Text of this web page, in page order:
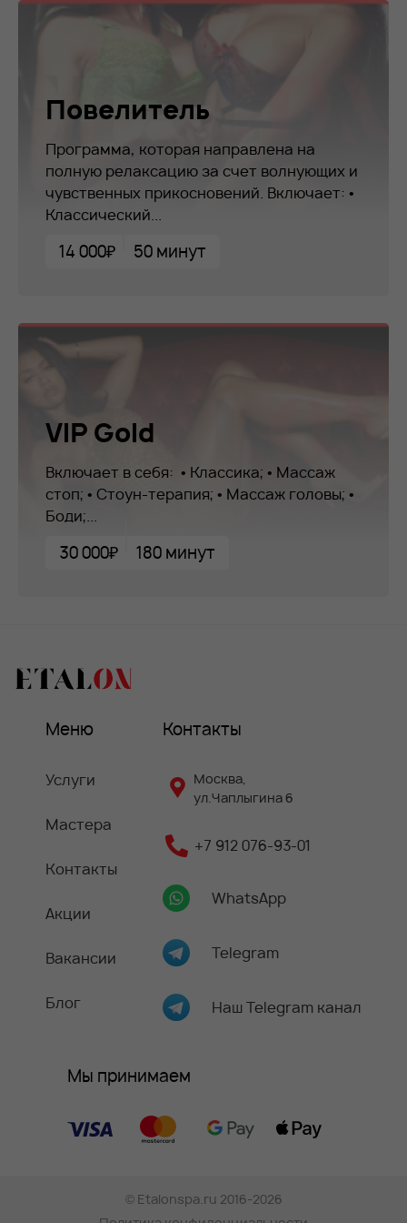
Повелитель
Программа, которая направлена на
полную релаксацию за счет волнующих и
чувственных прикосновений. Включает: •
Классический...
14 000₽ 50 минут
VIP Gold
Включает в себя: • Классика; • Массаж
стоп; • Стоун-терапия; • Массаж головы; •
Боди;...
30 000₽ 180 минут
Меню
Услуги
Мастера
Контакты
Акции
Вакансии
Блог
Контакты
Москва,
ул.Чаплыгина 6
+7 912 076-93-01
WhatsApp
Telegram
Наш Telegram канал
Мы принимаем
© Etalonspa.ru 2016-2026